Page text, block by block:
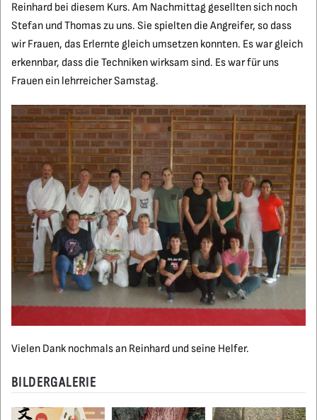
Reinhard bei diesem Kurs. Am Nachmittag gesellten sich noch
Stefan und Thomas zu uns. Sie spielten die Angreifer, so dass
wir Frauen, das Erlernte gleich umsetzen konnten. Es war gleich
erkennbar, dass die Techniken wirksam sind. Es war für uns
Frauen ein lehrreicher Samstag.
Vielen Dank nochmals an Reinhard und seine Helfer.
BILDERGALERIE